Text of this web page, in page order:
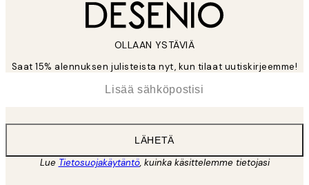
OLLAAN YSTÄVIÄ
Saat 15% alennuksen julisteista nyt, kun tilaat uutiskirjeemme!
LÄHETÄ
Lue Tietosuojakäytäntö, kuinka käsittelemme tietojasi